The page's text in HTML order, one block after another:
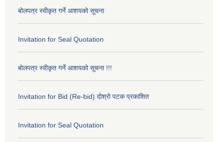
बोलपत्र स्वीकृत गर्ने आशयको सूचना
Invitation for Seal Quotation
बोलपत्र स्वीकृत गर्ने आशयको सूचना !!!
Invitation for Bid (Re-bid) दोश्रो पटक प्रकाशित
Invitation for Seal Quotation